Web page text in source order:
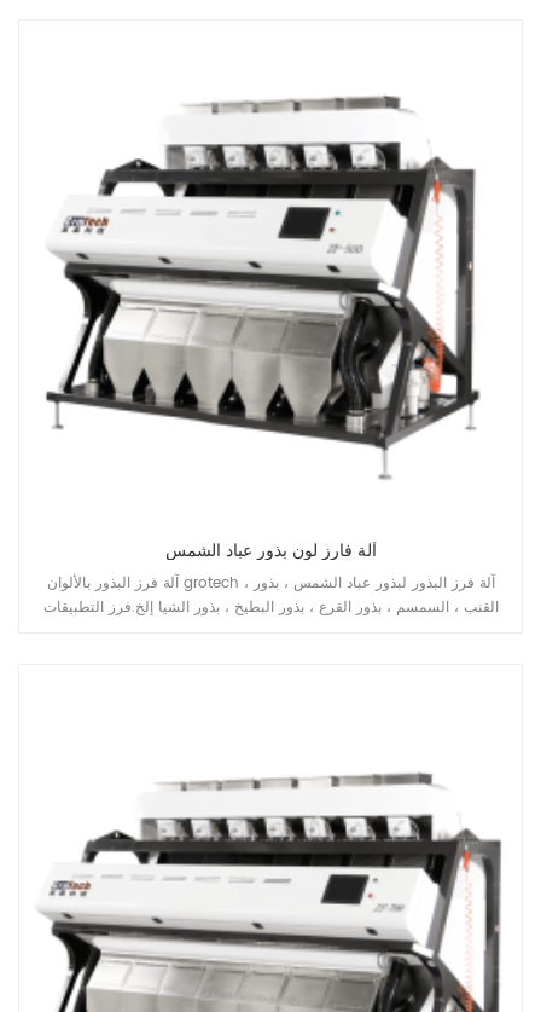
آلة فارز لون بذور عباد الشمس
آلة فرز البذور بالألوان grotech ، آلة فرز البذور لبذور عباد الشمس ، بذور
القنب ، السمسم ، بذور القرع ، بذور البطيخ ، بذور الشيا إلخ.فرز التطبيقات